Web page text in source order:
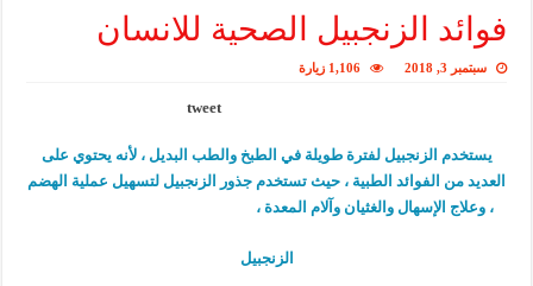
فوائد الزنجبيل الصحية للانسان
سبتمبر 3, 2018 1,106 زيارة
tweet
يستخدم الزنجبيل لفترة طويلة في الطبخ والطب البديل ، لأنه يحتوي على
العديد من الفوائد الطبية ، حيث تستخدم جذور الزنجبيل لتسهيل عملية الهضم
، وعلاج الإسهال والغثيان وآلام المعدة ،
الزنجبيل